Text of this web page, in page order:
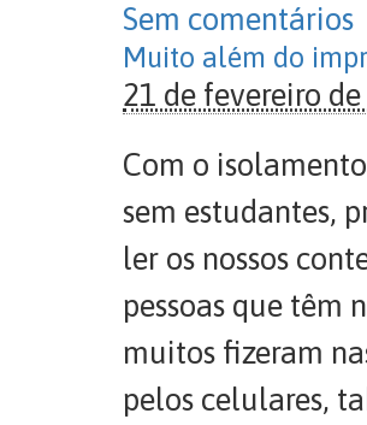
Sem comentários
Muito além do
21 de fevereiro
Com o
sem estudantes,
ler os nossos
pessoas que têm
muitos fizeram
pelos celulares,